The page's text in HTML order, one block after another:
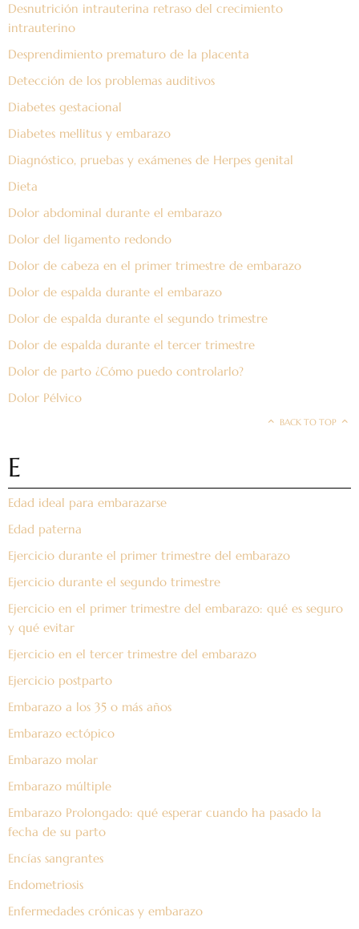
Desnutrición intrauterina retraso del crecimiento
intrauterino
Desprendimiento prematuro de la placenta
Detección de los problemas auditivos
Diabetes gestacional
Diabetes mellitus y embarazo
Diagnóstico, pruebas y exámenes de Herpes genital
Dieta
Dolor abdominal durante el embarazo
Dolor del ligamento redondo
Dolor de cabeza en el primer trimestre de embarazo
Dolor de espalda durante el embarazo
Dolor de espalda durante el segundo trimestre
Dolor de espalda durante el tercer trimestre
Dolor de parto ¿Cómo puedo controlarlo?
Dolor Pélvico
BACK TO TOP
E
Edad ideal para embarazarse
Edad paterna
Ejercicio durante el primer trimestre del embarazo
Ejercicio durante el segundo trimestre
Ejercicio en el primer trimestre del embarazo: qué es seguro
y qué evitar
Ejercicio en el tercer trimestre del embarazo
Ejercicio postparto
Embarazo a los 35 o más años
Embarazo ectópico
Embarazo molar
Embarazo múltiple
Embarazo Prolongado: qué esperar cuando ha pasado la
fecha de su parto
Encías sangrantes
Endometriosis
Enfermedades crónicas y embarazo